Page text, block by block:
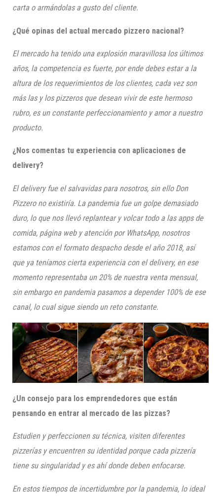
carta o armándolas a gusto del cliente.
¿Qué opinas del actual mercado pizzero nacional?
El mercado ha tenido una explosión maravillosa los últimos
años, la competencia es fuerte, por ende debes estar a la
altura de los requerimientos de los clientes, cada vez son
más las y los pizzerosque desean vivir de este hermoso
rubro, es un constante perfeccionamiento y amor a nuestro
producto.
¿Nos comentas tu experiencia con aplicaciones de
delivery?
Eldeliveryfue el salvavidas para nosotros, sin ello Don
Pizzerono existiría. La pandemia fue un golpe demasiado
duro, lo que nos llevó replantear y volcar todo a las appsde
comida, página web y atención por WhatsApp, nosotros
estamos con el formato despacho desde el año 2018, así
que ya teníamos cierta experiencia con eldelivery, en ese
momento representaba un 20% de nuestra venta mensual,
sin embargo en pandemia pasamos a depender 100% de ese
canal, lo cual sigue siendo un reto constante.
¿Un consejo para los emprendedores que están
pensando en entrar al mercado de las pizzas?
Estudien y perfeccionen su técnica, visiten diferentes
pizzerías y encuentren su identidad porque cada pizzería
tiene su singularidad yes ahí donde deben enfocarse.
En estos tiempos de incertidumbre por la pandemia, lo ideal